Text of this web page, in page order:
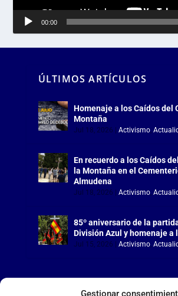
Gestionar
00:00
ÚLTIMOS ARTÍCULOS
Homenaje a los Caídos del
Montaña
Jul 18, 2026 Activismo,
En recuerdo a los Caídos
la Montaña en el
Almudena
Jul 18, 2026 Activismo,
85º aniversario de la
División Azul y homenaje a
Jul 15, 2026 Activismo,